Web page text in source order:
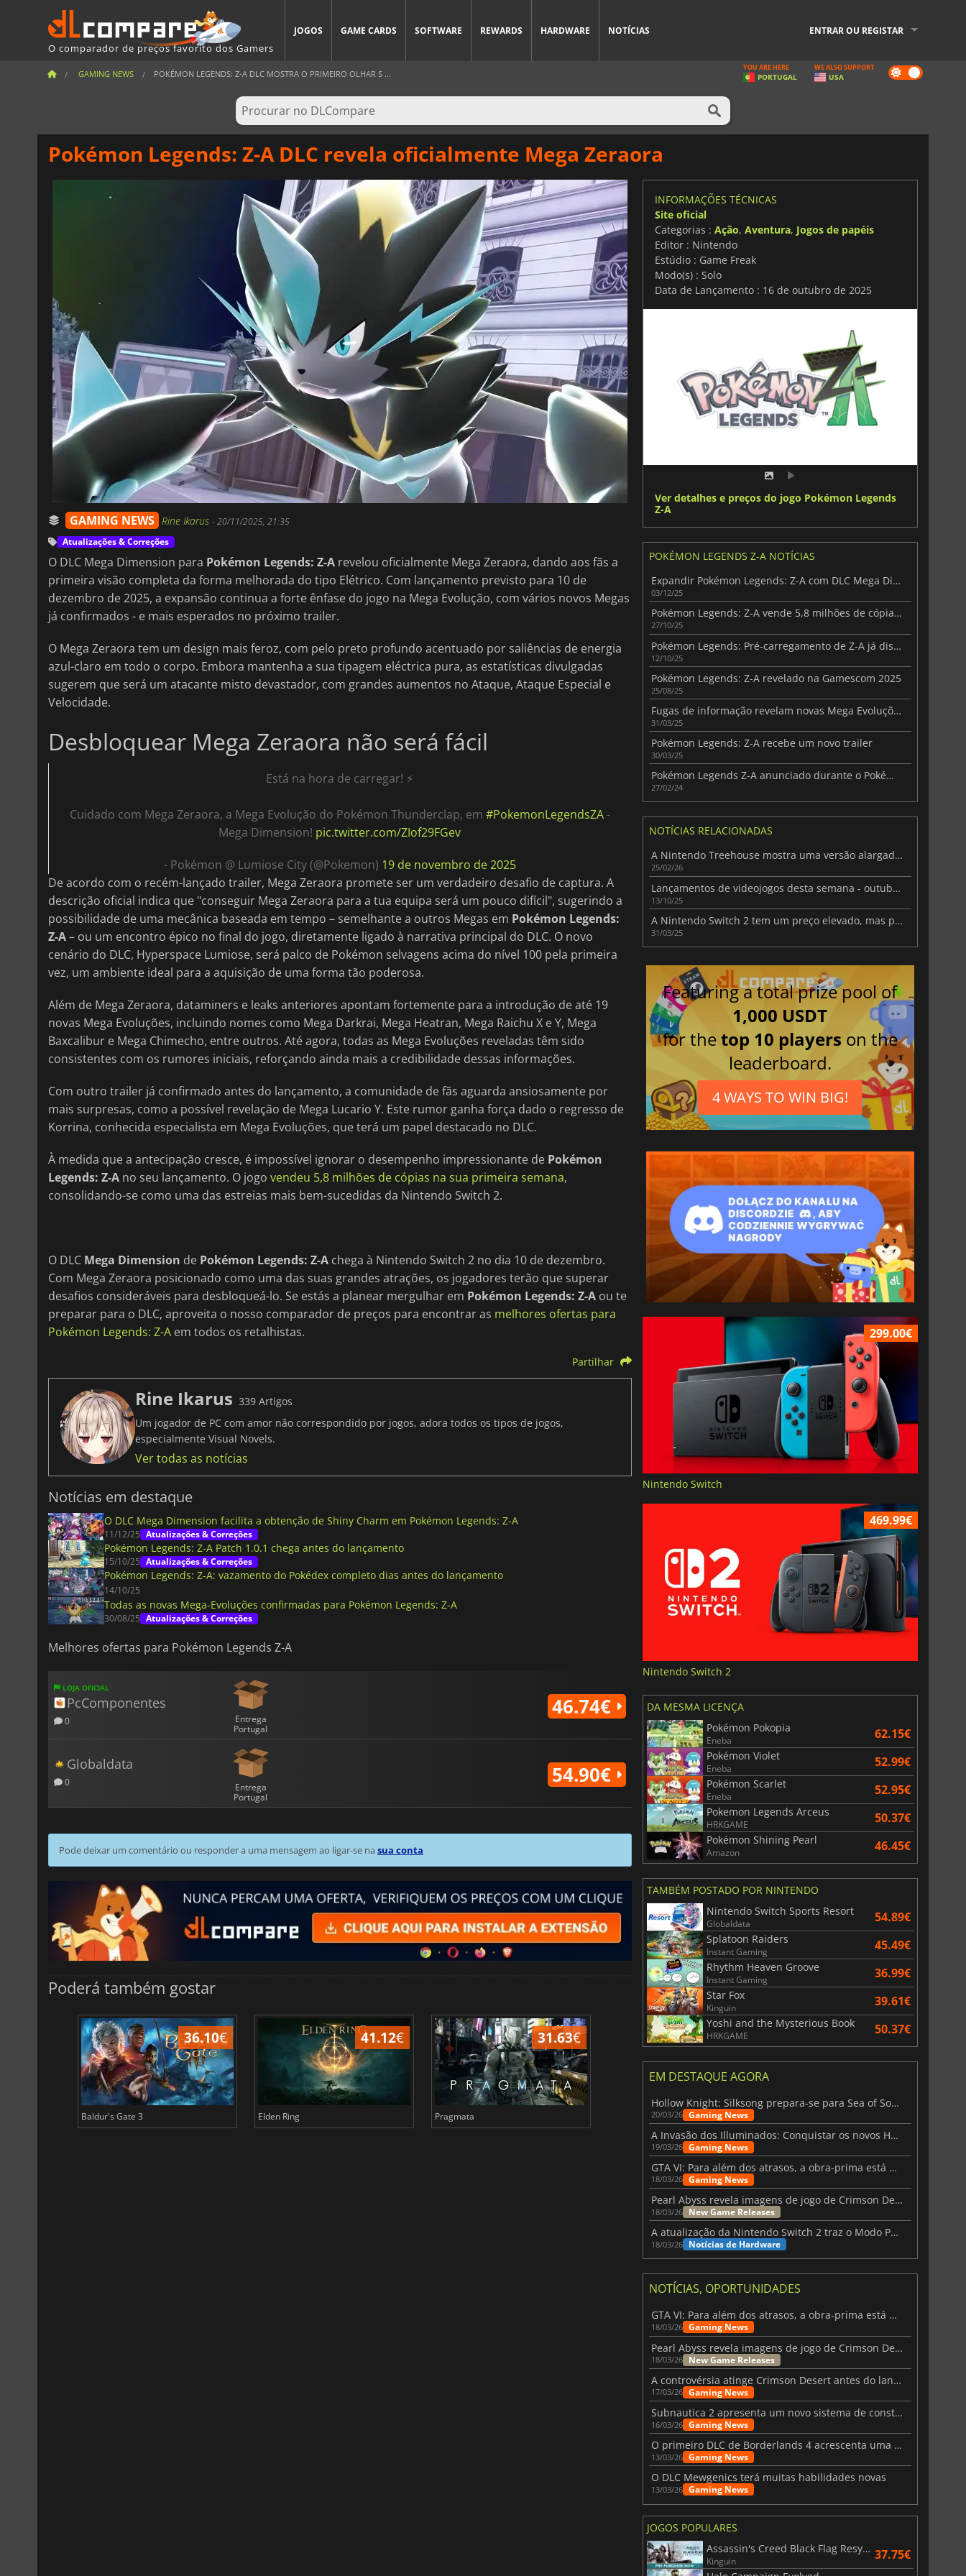
O comparador de preços favorito dos Gamers
JOGOS GAME CARDS SOFTWARE REWARDS HARDWARE NOTÍCIAS ENTRAR OU REGISTAR
GAMING NEWS POKÉMON LEGENDS: Z-A DLC MOSTRA O PRIMEIRO OLHAR S ... Dark
mode
YOU ARE HERE
PORTUGAL
WE ALSO SUPPORT
USA
Pokémon Legends: Z-A DLC revela oficialmente Mega Zeraora
GAMING NEWS Rine Ikarus -20/11/2025, 21:35
Atualizações & Correções
O DLC Mega Dimension para Pokémon Legends: Z-A revelou oficialmente Mega Zeraora, dando aos fãs a
primeira visão completa da forma melhorada do tipo Elétrico. Com lançamento previsto para 10 de
dezembro de 2025, a expansão continua a forte ênfase do jogo na Mega Evolução, com vários novos Megas
já confirmados - e mais esperados no próximo trailer.
O Mega Zeraora tem um design mais feroz, com pelo preto profundo acentuado por saliências de energia
azul-claro em todo o corpo. Embora mantenha a sua tipagem eléctrica pura, as estatísticas divulgadas
sugerem que será um atacante misto devastador, com grandes aumentos no Ataque, Ataque Especial e
Velocidade.
Desbloquear Mega Zeraora não será fácil
Está na hora de carregar! ⚡
Cuidado com Mega Zeraora, a Mega Evolução do Pokémon Thunderclap, em #PokemonLegendsZA-
Mega Dimension! pic.twitter.com/ZIof29FGev
- Pokémon @ Lumiose City (@Pokemon) 19 de novembro de 2025
De acordo com o recém-lançado trailer, Mega Zeraora promete ser um verdadeiro desafio de captura. A
descrição oficial indica que "conseguir Mega Zeraora para a tua equipa será um pouco difícil", sugerindo a
possibilidade de uma mecânica baseada em tempo – semelhante a outros Megas em Pokémon Legends:
Z-A– ou um encontro épico no final do jogo, diretamente ligado à narrativa principal do DLC. O novo
cenário do DLC, Hyperspace Lumiose, será palco de Pokémon selvagens acima do nível 100 pela primeira
vez, um ambiente ideal para a aquisição de uma forma tão poderosa.
Além de Mega Zeraora, dataminers e leaks anteriores apontam fortemente para a introdução de até 19
novas Mega Evoluções, incluindo nomes como Mega Darkrai, Mega Heatran, Mega Raichu X e Y, Mega
Baxcalibur e Mega Chimecho, entre outros. Até agora, todas as Mega Evoluções reveladas têm sido
consistentes com os rumores iniciais, reforçando ainda mais a credibilidade dessas informações.
Com outro trailer já confirmado antes do lançamento, a comunidade de fãs aguarda ansiosamente por
mais surpresas, como a possível revelação de Mega Lucario Y. Este rumor ganha força dado o regresso de
Korrina, conhecida especialista em Mega Evoluções, que terá um papel destacado no DLC.
À medida que a antecipação cresce, é impossível ignorar o desempenho impressionante de Pokémon
Legends: Z-A no seu lançamento. O jogo vendeu 5,8 milhões de cópias na sua primeira semana,
consolidando-se como uma das estreias mais bem-sucedidas da Nintendo Switch 2.
O DLC Mega Dimension de Pokémon Legends: Z-A chega à Nintendo Switch 2 no dia 10 de dezembro.
Com Mega Zeraora posicionado como uma das suas grandes atrações, os jogadores terão que superar
desafios consideráveis para desbloqueá-lo. Se estás a planear mergulhar em Pokémon Legends: Z-A ou te
preparar para o DLC, aproveita o nosso comparador de preços para encontrar as melhores ofertas para
Pokémon Legends: Z-A em todos os retalhistas.
Partilhar
Rine Ikarus 339 Artigos
Um jogador de PC com amor não correspondido por jogos, adora todos os tipos de jogos,
especialmente Visual Novels.
Ver todas as notícias
Notícias em destaque
O DLC Mega Dimension facilita a obtenção de Shiny Charm em Pokémon Legends: Z-A
11/12/25 Atualizações & Correções
Pokémon Legends: Z-A Patch 1.0.1 chega antes do lançamento
15/10/25 Atualizações & Correções
Pokémon Legends: Z-A: vazamento do Pokédex completo dias antes do lançamento
14/10/25
Todas as novas Mega-Evoluções confirmadas para Pokémon Legends: Z-A
30/08/25 Atualizações & Correções
Melhores ofertas para Pokémon Legends Z-A
LOJA OFICIAL
PcComponentes
0
Entrega
Portugal
46.74€
Globaldata
0
Entrega
Portugal
54.90€
Pode deixar um comentário ou responder a uma mensagem ao ligar-se nasua conta
Poderá também gostar
36.10€
Baldur's Gate 3
41.12€
Elden Ring
31.63€
Pragmata
6.75
Total War WARHAMMER 3
15.48
INFORMAÇÕES TÉCNICAS
Site oficial
Categorias : Ação, Aventura, Jogos de papéis
Editor : Nintendo
Estúdio : Game Freak
Modo(s) : Solo
Data de Lançamento : 16 de outubro de 2025
Ver detalhes e preços do jogo Pokémon Legends
Z-A
POKÉMON LEGENDS Z-A NOTÍCIAS
Expandir Pokémon Legends: Z-A com DLC Mega Dimensão
03/12/25
Pokémon Legends: Z-A vende 5,8 milhões de cópias, Switch 2 lidera metade
27/10/25
Pokémon Legends: Pré-carregamento de Z-A já disponível antes do lançamento
12/10/25
Pokémon Legends: Z-A revelado na Gamescom 2025
25/08/25
Fugas de informação revelam novas Mega Evoluções em Pokémon Legends: Z-A
31/03/25
Pokémon Legends: Z-A recebe um novo trailer
30/03/25
Pokémon Legends Z-A anunciado durante o Pokémon Presents
27/02/24
NOTÍCIAS RELACIONADAS
A Nintendo Treehouse mostra uma versão alargada do jogo Pokémon Pokopia
25/02/26
Lançamentos de videojogos desta semana - outubro de 2025 (Semana 42)
13/10/25
A Nintendo Switch 2 tem um preço elevado, mas promete um lançamento espetacular
31/03/25
Featuring a total prize pool of
1,000 USDT
for thetop 10 players on the
leaderboard.
4 WAYS TO WIN BIG!
299.00€
Nintendo Switch
469.99€
Nintendo Switch 2
DA MESMA LICENÇA
Pokémon Pokopia
Eneba 62.15€
Pokémon Violet
Eneba 52.99€
Pokémon Scarlet
Eneba 52.95€
Pokemon Legends Arceus
HRKGAME 50.37€
Pokémon Shining Pearl
Amazon 46.45€
TAMBÉM POSTADO POR NINTENDO
Nintendo Switch Sports Resort
Globaldata 54.89€
Splatoon Raiders
Instant Gaming 45.49€
Rhythm Heaven Groove
Instant Gaming 36.99€
Star Fox
Kinguin 39.61€
Yoshi and the Mysterious Book
HRKGAME 50.37€
EM DESTAQUE AGORA
Hollow Knight: Silksong prepara-se para Sea of Sorrow com um patch
20/03/26 Gaming News
A Invasão dos Illuminados: Conquistar os novos Helldivers 2 Atualização!
19/03/26 Gaming News
GTA VI: Para além dos atrasos, a obra-prima está quase a chegar
18/03/26 Gaming News
Pearl Abyss revela imagens de jogo de Crimson Desert para a PS5
18/03/26 New Game Releases
A atualização da Nintendo Switch 2 traz o Modo Portátil aos jogos mais antigos da Switch
18/03/26 Notícias de Hardware
NOTÍCIAS, OPORTUNIDADES
GTA VI: Para além dos atrasos, a obra-prima está quase a chegar
18/03/26 Gaming News
Pearl Abyss revela imagens de jogo de Crimson Desert para a PS5
18/03/26 New Game Releases
A controvérsia atinge Crimson Desert antes do lançamento
17/03/26 Gaming News
Subnautica 2 apresenta um novo sistema de construção de bases
16/03/26 Gaming News
O primeiro DLC de Borderlands 4 acrescenta uma nova personagem e muito mais
13/03/26 Gaming News
O DLC Mewgenics terá muitas habilidades novas
13/03/26 Gaming News
JOGOS POPULARES
Assassin's Creed Black Flag Resynced
Kinguin 37.75€